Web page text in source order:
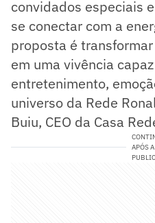
convidados especiais
se conectar com a
proposta é
em uma vivência
entretenimento,
universo da Rede
Buiu, CEO da Casa
APÓS A